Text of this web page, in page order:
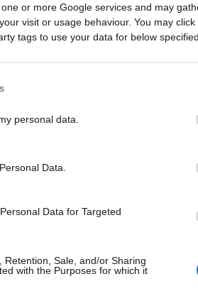
or more Google services and may
visit or usage behaviour. You may
tags to use your data for below
personal data.
Data.
Data for Targeted
Sale, and/or Sharing
with the Purposes for which it